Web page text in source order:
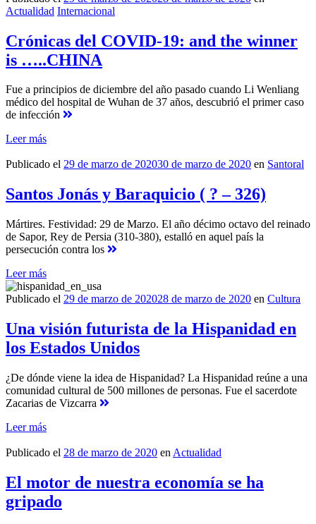
Actualidad Internacional
Crónicas del COVID-19: and the winner
is …..CHINA
Fue a principios de diciembre del año pasado cuando Li Wenliang
médico del hospital de Wuhan de 37 años, descubrió el primer caso
de infección
Leer más
Publicado el 29 de marzo de 202030 de marzo de 2020 en Santoral
Santos Jonás y Baraquicio ( ? – 326)
Mártires. Festividad: 29 de Marzo. El año décimo octavo del reinado
de Sapor, Rey de Persia (310-380), estalló en aquel país la
persecución contra los
Leer más
Publicado el 29 de marzo de 202028 de marzo de 2020 en Cultura
Una visión futurista de la Hispanidad en
los Estados Unidos
¿De dónde viene la idea de Hispanidad? La Hispanidad reúne a una
comunidad cultural de 500 millones de personas. Fue el sacerdote
Zacarias de Vizcarra
Leer más
Publicado el 28 de marzo de 2020 en Actualidad
El motor de nuestra economía se ha
gripado